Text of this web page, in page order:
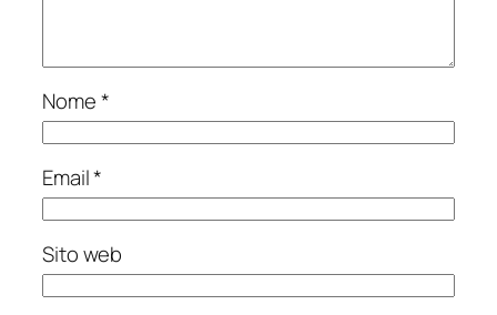
Nome*
Email*
Sito web